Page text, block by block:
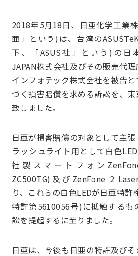
2018年5月18日、日亜化学工業
亜」という)は、台湾の
下、「ASUS社」という)の日
JAPAN株式会社及びその販売代
インフォテック株式会社を被告
づく損害賠償を求める訴訟を、
致しました。
日亜が損害賠償の対象として主
ラッシュライト用として白色
社製スマートフォン
ZC500TG)及びZenFone 2
り、これらの白色LEDが日亜特
特許第5610056号)に抵触するも
訟を提起するに至りました。
日亜は、今後も日亜の特許及び